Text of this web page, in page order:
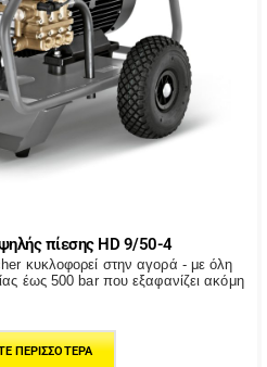
πίεσης HD 9/50-4
κυκλοφορεί στην αγορά - με όλη
έως 500 bar που εξαφανίζει ακόμη
ΠΕΡΙΣΣΌΤΕΡΑ